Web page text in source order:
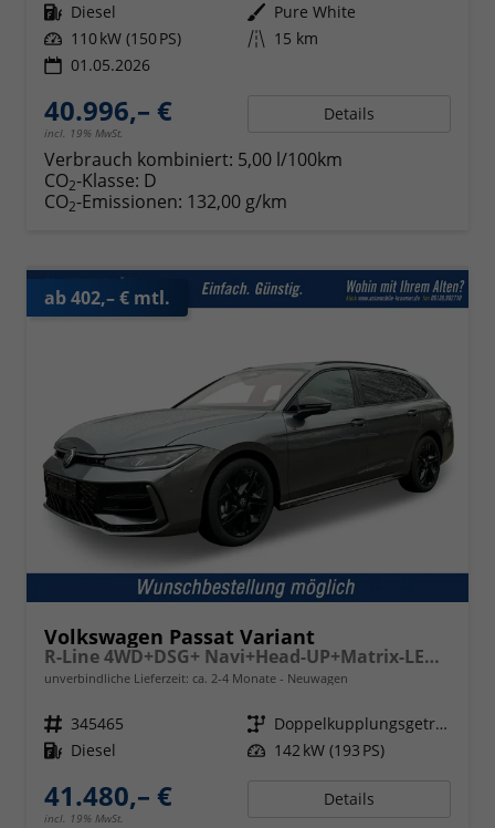
Kraftstoff Diesel Außenfarbe Pure White
Leistung 110 kW (150 PS) Kilometerstand 15 km
01.05.2026
40.996,– €
incl. 19% MwSt.
Details
Verbrauch kombiniert: 5,00 l/100km
CO2-Klasse: D
CO2-Emissionen: 132,00 g/km
ab 402,– € mtl.
Volkswagen Passat Variant
R-Line 4WD+DSG+ Navi+Head-UP+Matrix-LED+ACC
unverbindliche Lieferzeit: ca. 2-4 Monate Neuwagen
Fahrzeugnr. 345465 Getriebe
Doppelkupplungsgetriebe (DSG)
Kraftstoff Diesel Leistung 142 kW (193 PS)
41.480,– €
incl. 19% MwSt.
Details